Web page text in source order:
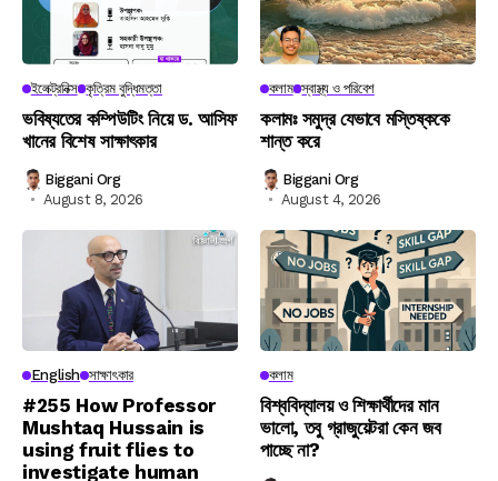
ইলেক্ট্রনিক্স কৃত্রিম বুদ্ধিমত্তা
ভবিষ্যতের কম্পিউটিং নিয়ে ড. আসিফ
খানের বিশেষ সাক্ষাৎকার
Biggani Org
August 8, 2026
কলাম স্বাস্থ্য ও পরিবেশ
কলামঃ সমুদ্র যেভাবে মস্তিষ্ককে
শান্ত করে
Biggani Org
August 4, 2026
English সাক্ষাৎকার
#255 How Professor
Mushtaq Hussain is
using fruit flies to
investigate human
কলাম
বিশ্ববিদ্যালয় ও শিক্ষার্থীদের মান
ভালো, তবু গ্রাজুয়েটরা কেন জব
পাচ্ছে না?